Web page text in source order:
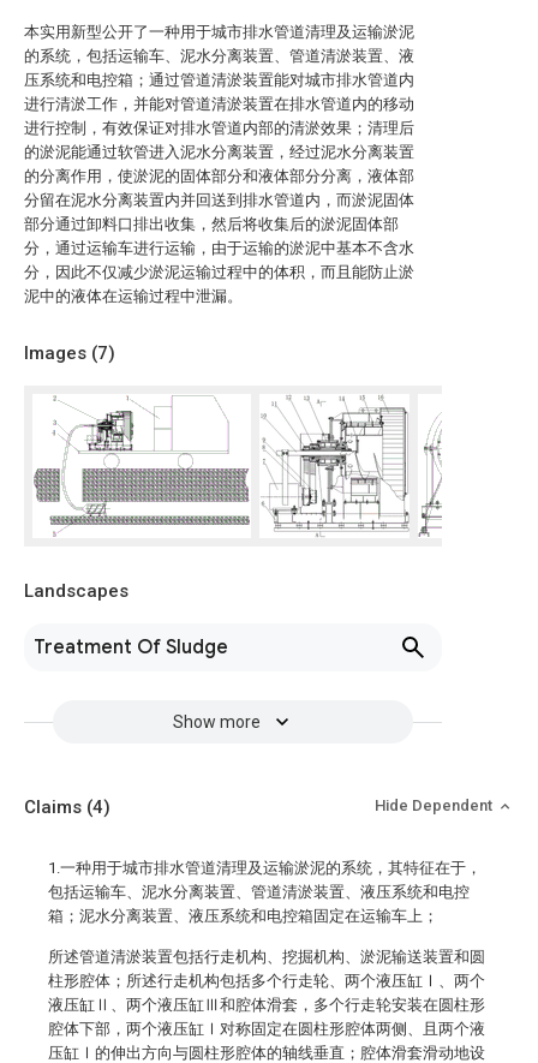
本实用新型公开了一种用于城市排水管道清理及运输淤泥
的系统，包括运输车、泥水分离装置、管道清淤装置、液
压系统和电控箱；通过管道清淤装置能对城市排水管道内
进行清淤工作，并能对管道清淤装置在排水管道内的移动
进行控制，有效保证对排水管道内部的清淤效果；清理后
的淤泥能通过软管进入泥水分离装置，经过泥水分离装置
的分离作用，使淤泥的固体部分和液体部分分离，液体部
分留在泥水分离装置内并回送到排水管道内，而淤泥固体
部分通过卸料口排出收集，然后将收集后的淤泥固体部
分，通过运输车进行运输，由于运输的淤泥中基本不含水
分，因此不仅减少淤泥运输过程中的体积，而且能防止淤
泥中的液体在运输过程中泄漏。
Images (7)
Landscapes
Treatment Of Sludge
Show more
Claims (4) Hide Dependent
1.一种用于城市排水管道清理及运输淤泥的系统，其特征在于，
包括运输车、泥水分离装置、管道清淤装置、液压系统和电控
箱；泥水分离装置、液压系统和电控箱固定在运输车上；
所述管道清淤装置包括行走机构、挖掘机构、淤泥输送装置和圆
柱形腔体；所述行走机构包括多个行走轮、两个液压缸Ⅰ、两个
液压缸Ⅱ、两个液压缸Ⅲ和腔体滑套，多个行走轮安装在圆柱形
腔体下部，两个液压缸Ⅰ对称固定在圆柱形腔体两侧、且两个液
压缸Ⅰ的伸出方向与圆柱形腔体的轴线垂直；腔体滑套滑动地设